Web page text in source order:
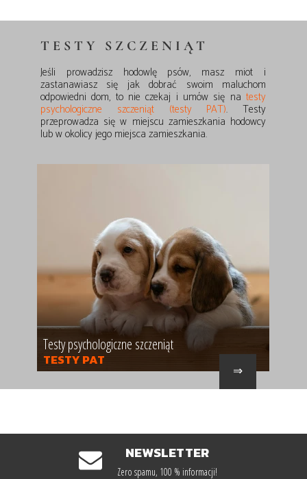
⇒
TESTY SZCZENIĄT
Jeśli prowadzisz hodowlę psów, masz miot i
zastanawiasz się jak dobrać swoim maluchom
odpowiedni dom, to nie czekaj i umów się na testy
psychologiczne szczeniąt (testy PAT). Testy
przeprowadza się w miejscu zamieszkania hodowcy
lub w okolicy jego miejsca zamieszkania.
Testy psychologiczne szczeniąt
TESTY PAT
NEWSLETTER
Zero spamu, 100 % informacji!